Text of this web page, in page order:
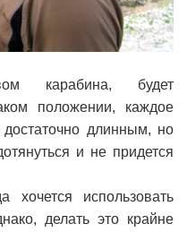
карабина, будет
положении, каждое
длинным, но
и не придется
хочется использовать
делать это крайне